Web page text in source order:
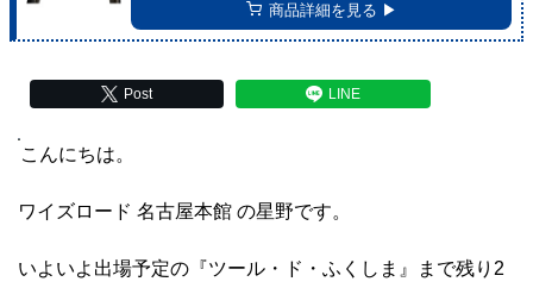
商品詳細を見る ▶︎
Post LINE
こんにちは。
ワイズロード 名古屋本館 の星野です。
いよいよ出場予定の『ツール・ド・ふくしま』まで残り2